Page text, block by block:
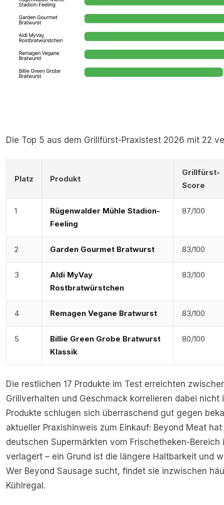
Die Top 5 aus dem Grillfürst-Praxistest 2026 mit 22
Platz Produkt
Grillfürst-
Score
1
Rügenwalder Mühle Stadion-
Feeling
87/100
2 Garden Gourmet Bratwurst 83/100
3
Aldi MyVay
Rostbratwürstchen
83/100
4 Remagen Vegane Bratwurst 83/100
5
Billie Green Grobe Bratwurst
Klassik
80/100
Die restlichen 17 Produkte im Test erreichten
Grillverhalten und Geschmack korrelieren dabei nicht
Produkte schlugen sich überraschend gut gegen
aktueller Praxishinweis zum Einkauf: Beyond Meat
deutschen Supermärkten vom Frischetheken-
verlagert – ein Grund ist die längere Haltbarkeit und
Wer Beyond Sausage sucht, findet sie inzwischen
Kühlregal.